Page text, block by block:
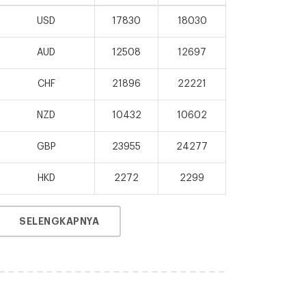
USD 17830 18030
AUD 12508 12697
CHF 21896 22221
NZD 10432 10602
GBP 23955 24277
HKD 2272 2299
SELENGKAPNYA